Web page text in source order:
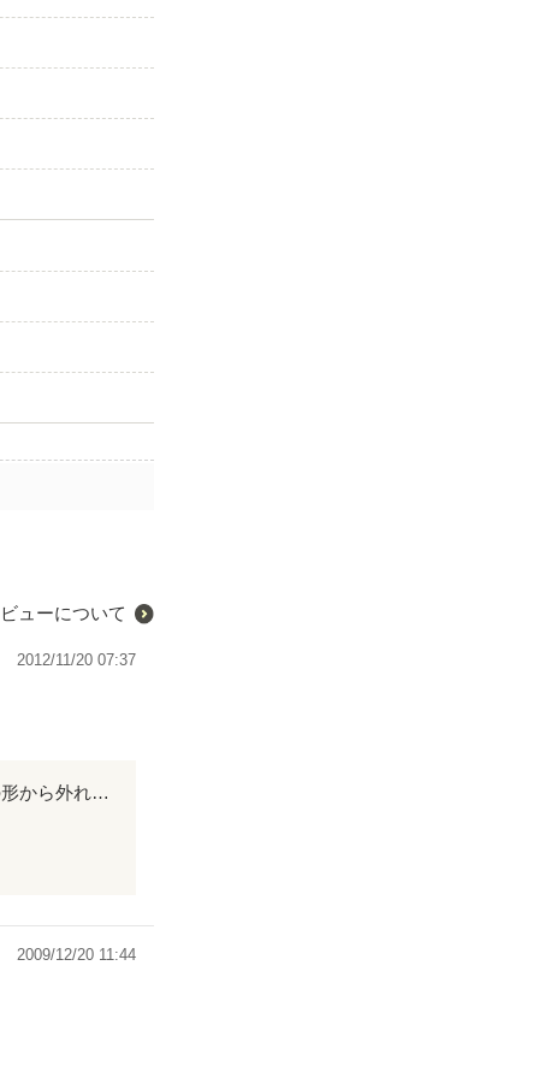
ューについて
2012/11/20 07:37
とにかく皆さんも読んで下さい。 お願い致します。 優しく読みやすい携帯小説の形から外れずに、とても大事なことを伝えてくれています。
2009/12/20 11:44